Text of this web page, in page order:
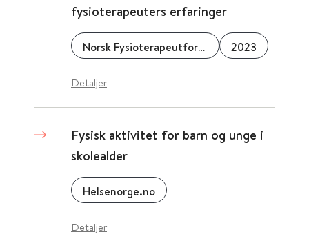
fysioterapeuters erfaringer
Norsk Fysioterapeutforbund 2023
Detaljer
Fysisk aktivitet for barn og unge i
skolealder
Helsenorge.no
Detaljer